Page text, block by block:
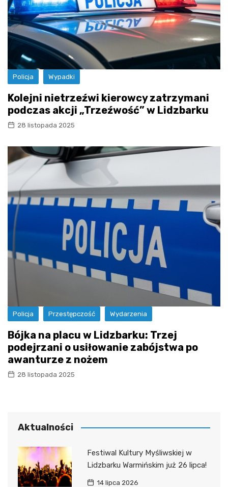
Policja Wypadki
Kolejni nietrzeźwi kierowcy zatrzymani
podczas akcji „Trzeźwość” w Lidzbarku
28 listopada 2025
Policja Przestępczość Wydarzenia
Bójka na placu w Lidzbarku: Trzej
podejrzani o usiłowanie zabójstwa po
awanturze z nożem
28 listopada 2025
Aktualności
Festiwal Kultury Myśliwskiej w
Lidzbarku Warmińskim już 26 lipca!
14 lipca 2026